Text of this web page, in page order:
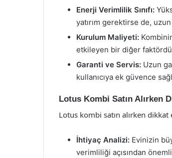
Enerji Verimlilik Sınıfı:
yatırım gerektirse de,
Kurulum Maliyeti:
etkileyen bir diğer
Garanti ve Servis: Uzun
kullanıcıya ek güvence
Lotus Kombi Satın Alırken
Lotus kombi satın alırken
İhtiyaç Analizi: Evinizin
verimliliği açısından